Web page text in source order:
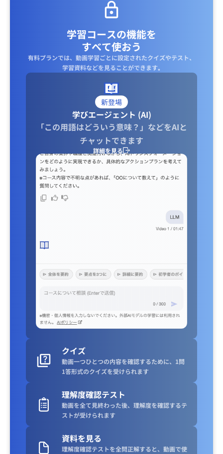
学習コースの機能を
すべて使おう
有料プランでは、動画学習ごとに設定されたクイズやテスト、
学習資料などを見ることができます｡
新登場
学びエージェント (AI)
「この用語はどういう意味？」などをAIと
チャットできます
詳細を見る
クイズ
動画一つひとつの内容を確認するために、1問
1答形式のクイズを受けられます
理解度確認テスト
動画を全て見終わった後、理解度を確認するテ
ストが受けられます
資料を見る
理解度確認テストを全問正解すると、動画で使